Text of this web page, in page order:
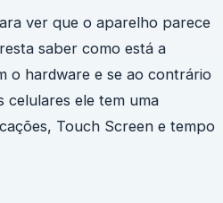
ver que o aparelho parece
saber como está a
o hardware e se ao contrário
celulares ele tem uma
Touch Screen e tempo